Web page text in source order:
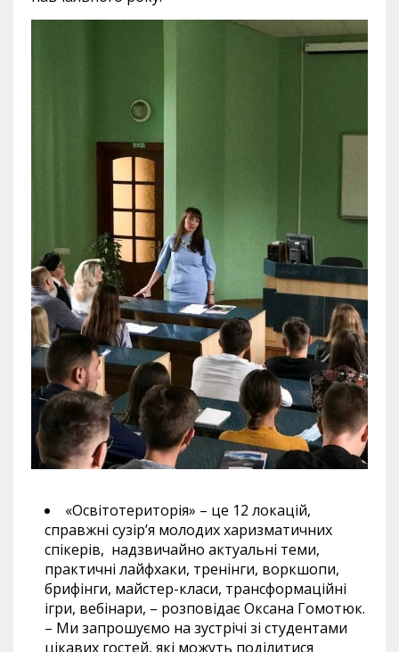
«Освітотериторія» – це 12 локацій,
справжні сузір’я молодих харизматичних
спікерів, надзвичайно актуальні теми,
практичні лайфхаки, тренінги, воркшопи,
брифінги, майстер-класи, трансформаційні
ігри, вебінари, – розповідає Оксана Гомотюк.
– Ми запрошуємо на зустрічі зі студентами
цікавих гостей, які можуть поділитися